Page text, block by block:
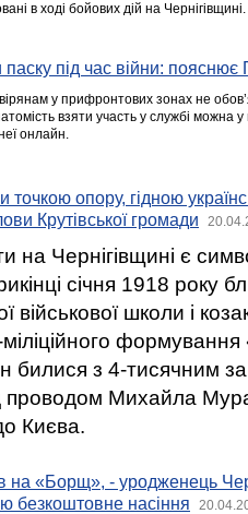
в ході бойових дій на Чернігівщині.
паску під час війни:
у прифронтових зонах не
взяти участь у службі можна
онлайн.
точкою опору, гідною
Крутівської громади
на Чернігівщині є
січня 1918 року
військової школи і
міліційного
билися з 4-тисячним
проводом Михайла
Києва.
на «Борщ», - уродженець
безкоштовне насіння